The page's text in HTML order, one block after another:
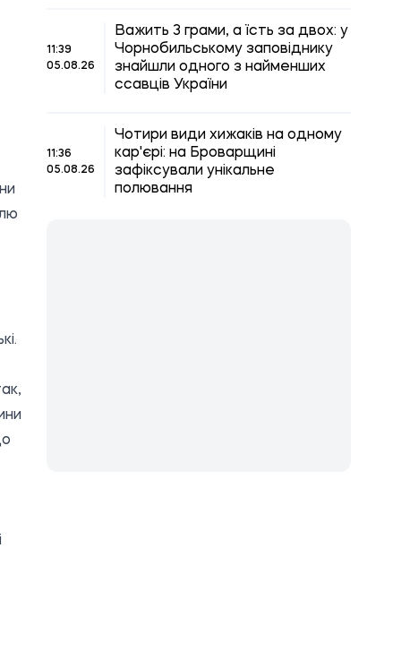
11:39
05.08.26
Важить 3 грами, а їсть за двох: у
Чорнобильському заповіднику
знайшли одного з найменших
ссавців України
11:36
05.08.26
Чотири види хижаків на одному
кар'єрі: на Броварщині
зафіксували унікальне
полювання